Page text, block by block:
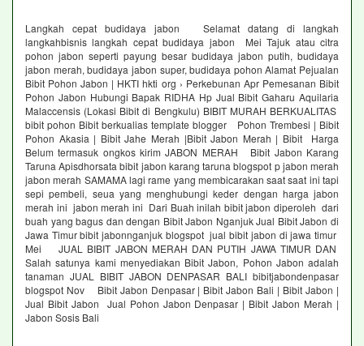
Langkah cepat budidaya jabon Selamat datang di langkah
langkahbisnis langkah cepat budidaya jabon Mei Tajuk atau citra
pohon jabon seperti payung besar budidaya jabon putih, budidaya
jabon merah, budidaya jabon super, budidaya pohon Alamat Pejualan
Bibit Pohon Jabon | HKTI hkti org › Perkebunan Apr Pemesanan Bibit
Pohon Jabon Hubungi Bapak RIDHA Hp Jual Bibit Gaharu Aquilaria
Malaccensis (Lokasi Bibit di Bengkulu) BIBIT MURAH BERKUALITAS
bibit pohon Bibit berkualias template blogger Pohon Trembesi | Bibit
Pohon Akasia | Bibit Jahe Merah |Bibit Jabon Merah | Bibit Harga
Belum termasuk ongkos kirim JABON MERAH Bibit Jabon Karang
Taruna Apisdhorsata bibit jabon karang taruna blogspot p jabon merah
jabon merah SAMAMA lagi rame yang membicarakan saat saat ini tapi
sepi pembeli, seua yang menghubungi keder dengan harga jabon
merah ini jabon merah ini Dari Buah inilah bibit jabon diperoleh dari
buah yang bagus dan dengan Bibit Jabon Nganjuk Jual Bibit Jabon di
Jawa Timur bibit jabonnganjuk blogspot jual bibit jabon di jawa timur
Mei JUAL BIBIT JABON MERAH DAN PUTIH JAWA TIMUR DAN
Salah satunya kami menyediakan Bibit Jabon, Pohon Jabon adalah
tanaman JUAL BIBIT JABON DENPASAR BALI bibitjabondenpasar
blogspot Nov Bibit Jabon Denpasar | Bibit Jabon Bali | Bibit Jabon |
Jual Bibit Jabon Jual Pohon Jabon Denpasar | Bibit Jabon Merah |
Jabon Sosis Bali